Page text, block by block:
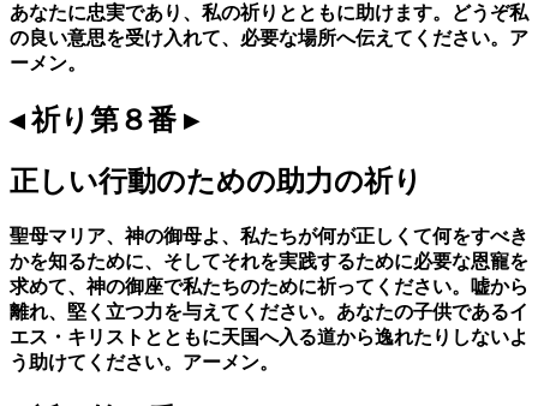
あなたに忠実であり、私の祈りとともに助けます。どうぞ私
の良い意思を受け入れて、必要な場所へ伝えてください。ア
ーメン。
◂ 祈り第８番 ▸
正しい行動のための助力の祈り
聖母マリア、神の御母よ、私たちが何が正しくて何をすべき
かを知るために、そしてそれを実践するために必要な恩寵を
求めて、神の御座で私たちのために祈ってください。嘘から
離れ、堅く立つ力を与えてください。あなたの子供であるイ
エス・キリストとともに天国へ入る道から逸れたりしないよ
う助けてください。アーメン。